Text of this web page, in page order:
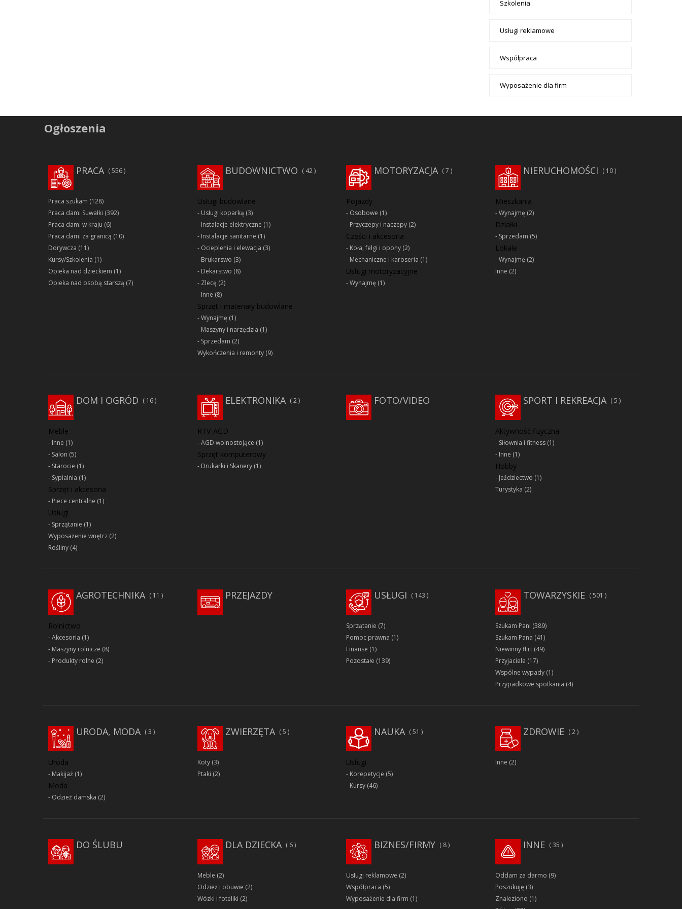
Szkolenia
Usługi reklamowe
Współpraca
Wyposażenie dla firm
Ogłoszenia
PRACA 556
Praca szukam (128)
Praca dam: Suwałki (392)
Praca dam: w kraju (6)
Praca dam: za granicą (10)
Dorywcza (11)
Kursy/Szkolenia (1)
Opieka nad dzieckiem (1)
Opieka nad osobą starszą (7)
BUDOWNICTWO 42
Usługi budowlane
Usługi koparką (3)
Instalacje elektryczne (1)
Instalacje sanitarne (1)
Ocieplenia i elewacja (3)
Brukarswo (3)
Dekarstwo (8)
Zlecę (2)
Inne (8)
Sprzęt i materiały budowlane
Wynajmę (1)
Maszyny i narzędzia (1)
Sprzedam (2)
Wykończenia i remonty(9)
MOTORYZACJA 7
Pojazdy
Osobowe (1)
Przyczepy i naczepy (2)
Części i akcesoria
Koła, felgi i opony (2)
Mechaniczne i karoseria (1)
Usługi motoryzacyjne
Wynajmę (1)
NIERUCHOMOŚCI 10
Mieszkania
Wynajmę (2)
Działki
Sprzedam (5)
Lokale
Wynajmę (2)
Inne (2)
DOM I OGRÓD 16
Meble
Inne (1)
Salon (5)
Starocie (1)
Sypialnia (1)
Sprzęt i akcesoria
Piece centralne (1)
Usługi
Sprzątanie (1)
Wyposażenie wnętrz (2)
Rośliny (4)
2
ELEKTRONIKA
RTV-AGD
AGD wolnostojące (1)
Sprzęt komputerowy
Drukarki i Skanery(1)
FOTO/VIDEO SPORT I REKREACJA 5
Aktywność fizyczna
Siłownia i fitness(1)
Inne (1)
Hobby
Jeździectwo (1)
Turystyka (2)
AGROTECHNIKA 11
Rolnictwo
Akcesoria (1)
Maszyny rolnicze (8)
Produkty rolne (2)
PRZEJAZDY 143
USŁUGI
Sprzątanie (7)
Pomoc prawna (1)
Finanse (1)
Pozostałe (139)
TOWARZYSKIE 501
Szukam Pani (389)
Szukam Pana (41)
Niewinny flirt(49)
Przyjaciele (17)
Wspólne wypady(1)
Przypadkowe spotkania (4)
URODA, MODA 3
Uroda
Makijaż (1)
Moda
Odzież damska (2)
ZWIERZĘTA 5
Koty(3)
Ptaki (2)
51
NAUKA
Usługi
Korepetycje (5)
Kursy (46)
ZDROWIE 2
Inne (2)
DO ŚLUBU 6
DLA DZIECKA
Meble (2)
Odzież i obuwie (2)
Wózki i foteliki (2)
8
BIZNES/FIRMY
Usługi reklamowe (2)
Współpraca (5)
Wyposażenie dla firm (1)
35
INNE
Oddam za darmo (9)
Poszukuję (3)
Znaleziono (1)